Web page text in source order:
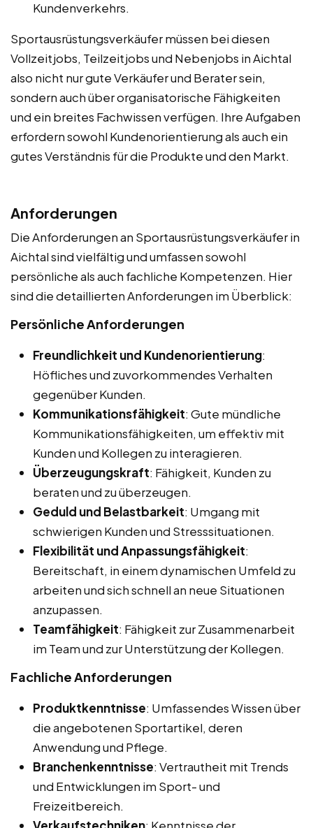
Kundenverkehrs.
Sportausrüstungsverkäufer müssen bei diesen
Vollzeitjobs, Teilzeitjobs und Nebenjobs in Aichtal
also nicht nur gute Verkäufer und Berater sein,
sondern auch über organisatorische Fähigkeiten
und ein breites Fachwissen verfügen. Ihre Aufgaben
erfordern sowohl Kundenorientierung als auch ein
gutes Verständnis für die Produkte und den Markt.
Anforderungen
Die Anforderungen an Sportausrüstungsverkäufer in
Aichtal sind vielfältig und umfassen sowohl
persönliche als auch fachliche Kompetenzen. Hier
sind die detaillierten Anforderungen im Überblick:
Persönliche Anforderungen
Freundlichkeit und Kundenorientierung:
Höfliches und zuvorkommendes Verhalten
gegenüber Kunden.
Kommunikationsfähigkeit: Gute mündliche
Kommunikationsfähigkeiten, um effektiv mit
Kunden und Kollegen zu interagieren.
Überzeugungskraft: Fähigkeit, Kunden zu
beraten und zu überzeugen.
Geduld und Belastbarkeit: Umgang mit
schwierigen Kunden und Stresssituationen.
Flexibilität und Anpassungsfähigkeit:
Bereitschaft, in einem dynamischen Umfeld zu
arbeiten und sich schnell an neue Situationen
anzupassen.
Teamfähigkeit: Fähigkeit zur Zusammenarbeit
im Team und zur Unterstützung der Kollegen.
Fachliche Anforderungen
Produktkenntnisse: Umfassendes Wissen über
die angebotenen Sportartikel, deren
Anwendung und Pflege.
Branchenkenntnisse: Vertrautheit mit Trends
und Entwicklungen im Sport- und
Freizeitbereich.